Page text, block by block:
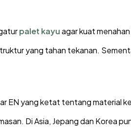
palet kayuagar kuat
yang tahan tekanan.
EN yang ketat tentang material
Di Asia, Jepang dan Korea